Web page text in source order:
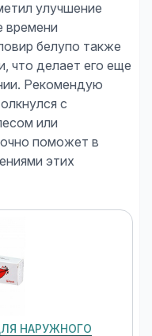
улучшение
времени
белупо также
что делает его еще
Рекомендую
с
или
поможет в
этих
НАРУЖНОГО